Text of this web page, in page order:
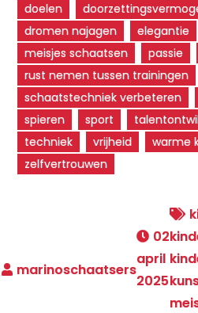
doelen
dromen najagen
elegantie
meisjes schaatsen
passie
rust nemen tussen trainingen
schaatstechniek verbeteren
spieren
sport
techniek
vrijheid
warme
zelfvertrouwen
02
april
2025